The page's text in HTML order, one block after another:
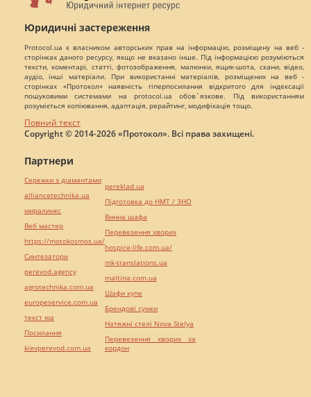
Юридичні застереження
Protocol.ua є власником авторських прав на інформацію, розміщену на веб -
сторінках даного ресурсу, якщо не вказано інше. Під інформацією розуміються
тексти, коментарі, статті, фотозображення, малюнки, ящик-шота, скани, відео,
аудіо, інші матеріали. При використанні матеріалів, розміщених на веб -
сторінках «Протокол» наявність гіперпосилання відкритого для індексації
пошуковими системами на protocol.ua обов`язкове. Під використанням
розуміється копіювання, адаптація, рерайтинг, модифікація тощо.
Повний текст
Copyright © 2014-2026 «Протокол». Всі права захищені.
Партнери
Сережки з діамантами
alliancetechnika.ua
миралинкс
Веб мастер
https://motokosmos.ua/
Синтезатори
perevod.agency
agrotechnika.com.ua
europeservice.com.ua
текст юа
Посилання
kievperevod.com.ua
pereklad.ua
Підготовка до НМТ / ЗНО
Винна шафа
Перевезення хворих
hospice-life.com.ua/
mk-translations.ua
maltina.com.ua
Шафи купе
Брендові сумки
Натяжні стелі Nova Stelya
Перевезення хворих за
кордон